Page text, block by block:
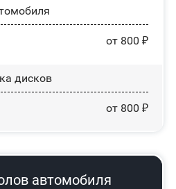
от 800 ₽
дисков
от 800 ₽
автомобиля